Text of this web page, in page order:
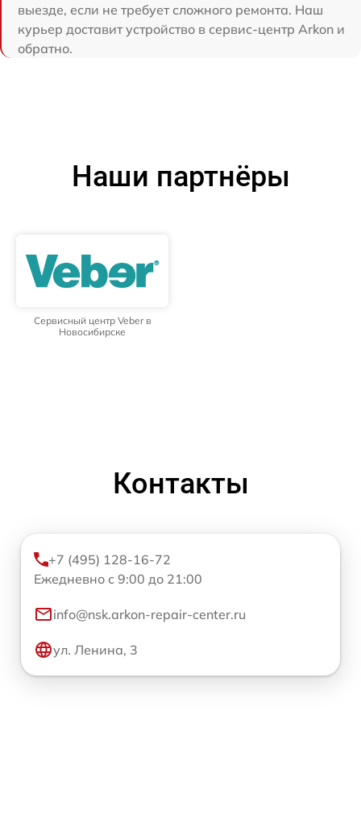
выезде, если не требует сложного ремонта. Наш
курьер доставит устройство в сервис-центр Arkon и
обратно.
Наши партнёры
Сервисный центр Veber в
Новосибирске
Контакты
+7 (495) 128-16-72
Ежедневно с 9:00 до 21:00
info@nsk.arkon-repair-center.ru
ул. Ленина, 3